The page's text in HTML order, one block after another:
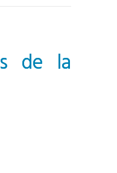
de la